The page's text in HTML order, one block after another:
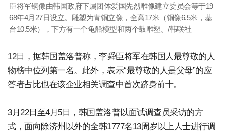
臣将军铜像由韩国政府下属团体爱国先烈雕像建立委员会等于19
68年4月27日设立。雕塑为青铜立像，全高17米（铜像6.5米，基
台10.5米），下方有一个龟船模型和两个鼓雕塑。/韩联社
12日，据韩国盖洛普称，李舜臣将军在韩国人最尊敬的人
物榜中位列第一名。此外，表示“最尊敬的人是父母”的应
答者占比也在该企业相关调查中首次跻身前十。
3月22日至4月5日，韩国盖洛普以面试调查员采访的方
式，面向除济州以外的全韩1777名13周岁以上人士进行调